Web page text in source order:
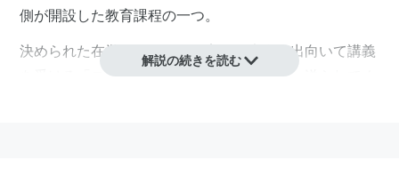
側が開設した教育課程の一つ。
決められた在学年数の間に、実際に大学へ出向いて講義
スクーリング（面接授業）」と、送られてく
解説の続きを読む